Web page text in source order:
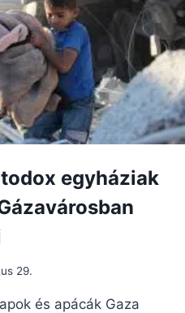
egyháziak
29.
és apácák Gaza